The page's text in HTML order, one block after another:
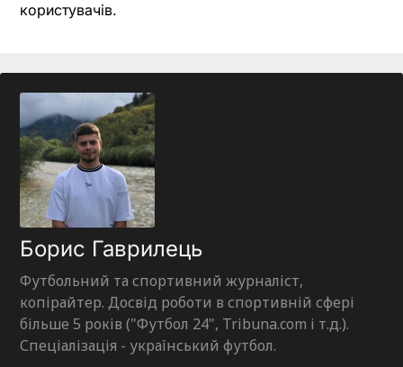
користувачів.
Борис Гаврилець
Футбольний та спортивний журналіст,
копірайтер. Досвід роботи в спортивній сфері
більше 5 років ("Футбол 24", Tribuna.com і т.д.).
Спеціалізація - український футбол.